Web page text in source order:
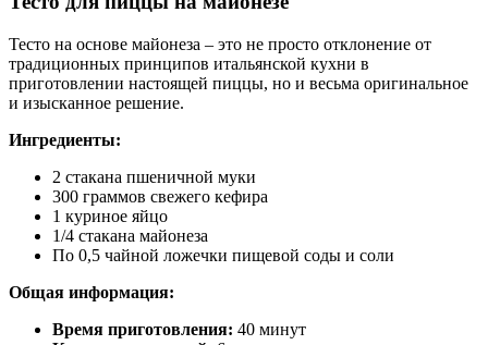
Тесто на основе майонеза – это не просто отклонение от
традиционных принципов итальянской кухни в
приготовлении настоящей пиццы, но и весьма оригинальное
и изысканное решение.
Ингредиенты:
2 стакана пшеничной муки
300 граммов свежего кефира
1 куриное яйцо
1/4 стакана майонеза
По 0,5 чайной ложечки пищевой соды и соли
Общая информация:
Время приготовления: 40 минут